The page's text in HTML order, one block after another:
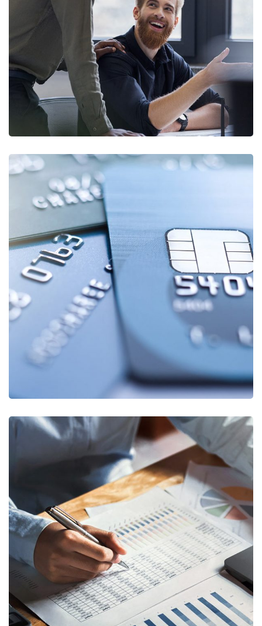
Digital Marketing
FINANCE/ MARKETING
Fund Management
FINANCE
Insurance Finance
FINANCE/STARTUP